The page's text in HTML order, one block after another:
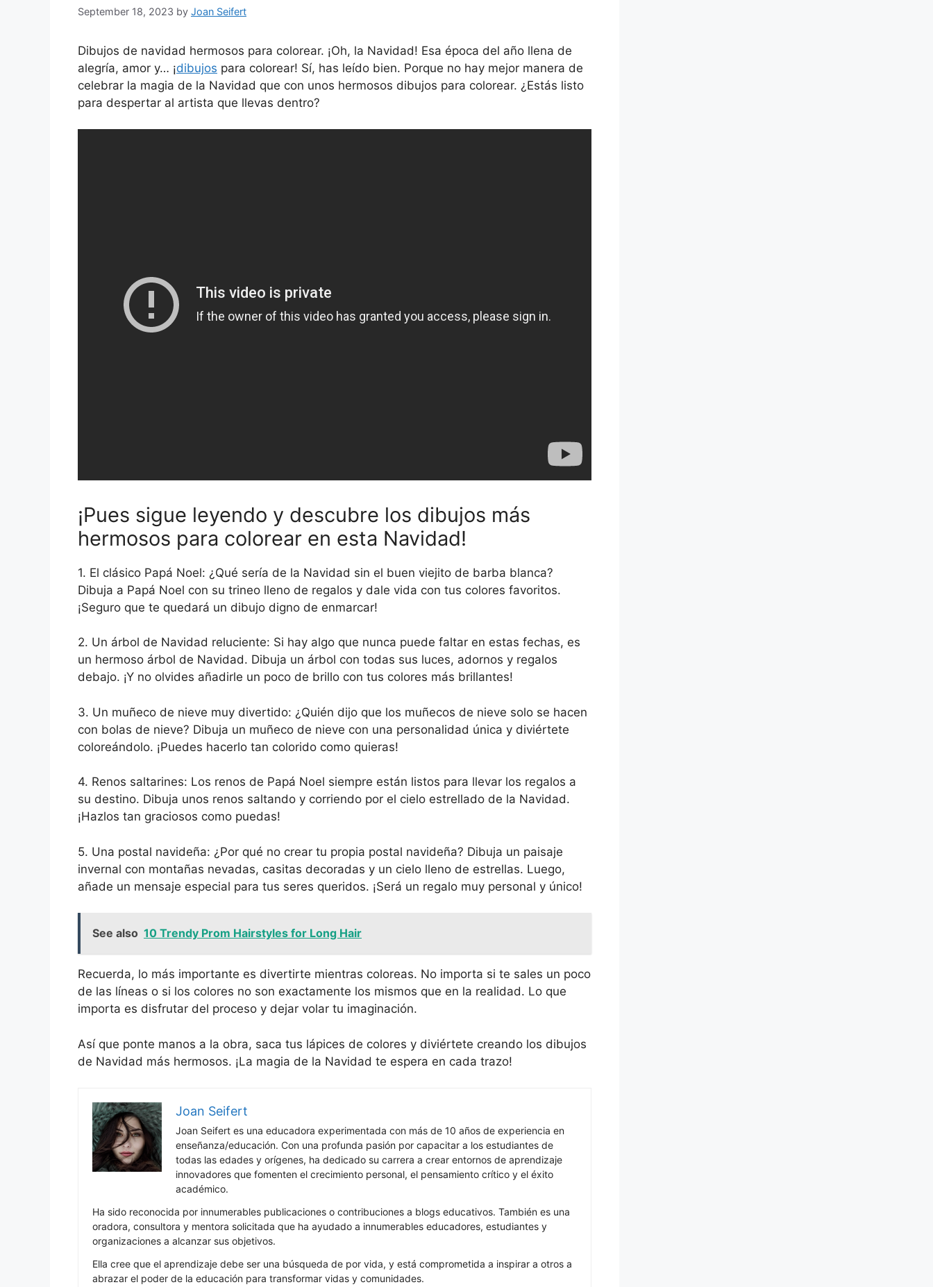
September 18, 2023 by Joan Seifert
Dibujos de navidad hermosos para colorear. ¡Oh, la Navidad! Esa época del año llena de
alegría, amor y… ¡dibujos para colorear! Sí, has leído bien. Porque no hay mejor manera de
celebrar la magia de la Navidad que con unos hermosos dibujos para colorear. ¿Estás listo
para despertar al artista que llevas dentro?
¡Pues sigue leyendo y descubre los dibujos más
hermosos para colorear en esta Navidad!
1. El clásico Papá Noel: ¿Qué sería de la Navidad sin el buen viejito de barba blanca?
Dibuja a Papá Noel con su trineo lleno de regalos y dale vida con tus colores favoritos.
¡Seguro que te quedará un dibujo digno de enmarcar!
2. Un árbol de Navidad reluciente: Si hay algo que nunca puede faltar en estas fechas, es
un hermoso árbol de Navidad. Dibuja un árbol con todas sus luces, adornos y regalos
debajo. ¡Y no olvides añadirle un poco de brillo con tus colores más brillantes!
3. Un muñeco de nieve muy divertido: ¿Quién dijo que los muñecos de nieve solo se hacen
con bolas de nieve? Dibuja un muñeco de nieve con una personalidad única y diviértete
coloreándolo. ¡Puedes hacerlo tan colorido como quieras!
4. Renos saltarines: Los renos de Papá Noel siempre están listos para llevar los regalos a
su destino. Dibuja unos renos saltando y corriendo por el cielo estrellado de la Navidad.
¡Hazlos tan graciosos como puedas!
5. Una postal navideña: ¿Por qué no crear tu propia postal navideña? Dibuja un paisaje
invernal con montañas nevadas, casitas decoradas y un cielo lleno de estrellas. Luego,
añade un mensaje especial para tus seres queridos. ¡Será un regalo muy personal y único!
See also 10 Trendy Prom Hairstyles for Long Hair
Recuerda, lo más importante es divertirte mientras coloreas. No importa si te sales un poco
de las líneas o si los colores no son exactamente los mismos que en la realidad. Lo que
importa es disfrutar del proceso y dejar volar tu imaginación.
Así que ponte manos a la obra, saca tus lápices de colores y diviértete creando los dibujos
de Navidad más hermosos. ¡La magia de la Navidad te espera en cada trazo!
Joan Seifert
Joan Seifert es una educadora experimentada con más de 10 años de experiencia en
enseñanza/educación. Con una profunda pasión por capacitar a los estudiantes de
todas las edades y orígenes, ha dedicado su carrera a crear entornos de aprendizaje
innovadores que fomenten el crecimiento personal, el pensamiento crítico y el éxito
académico.
Ha sido reconocida por innumerables publicaciones o contribuciones a blogs educativos. También es una
oradora, consultora y mentora solicitada que ha ayudado a innumerables educadores, estudiantes y
organizaciones a alcanzar sus objetivos.
Ella cree que el aprendizaje debe ser una búsqueda de por vida, y está comprometida a inspirar a otros a
abrazar el poder de la educación para transformar vidas y comunidades.